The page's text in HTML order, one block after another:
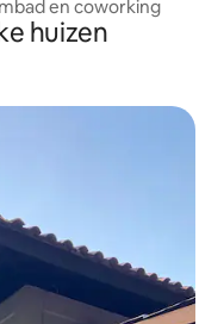
en coworking
huizen